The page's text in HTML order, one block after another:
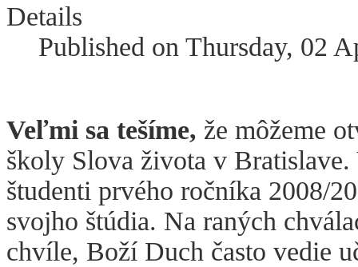
Details
Published on Thursday, 02
Veľmi sa tešíme, že môžeme
školy Slova života v
študenti prvého ročníka 2008/
svojho štúdia. Na raných
chvíle, Boží Duch často vedie